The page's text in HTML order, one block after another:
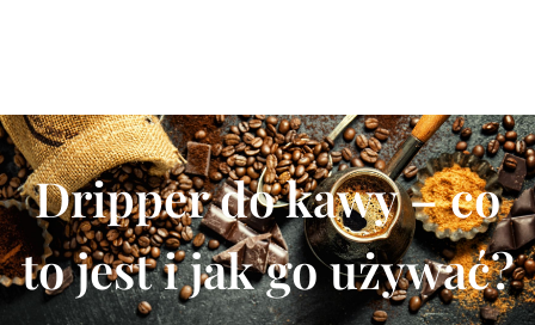
Dripper do kawy – co
to jest i jak go używać?